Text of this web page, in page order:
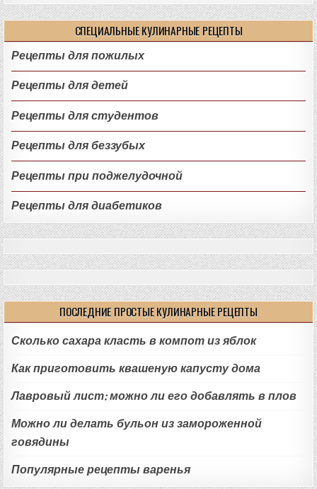
СПЕЦИАЛЬНЫЕ КУЛИНАРНЫЕ РЕЦЕПТЫ
Рецепты для пожилых
Рецепты для детей
Рецепты для студентов
Рецепты для беззубых
Рецепты при поджелудочной
Рецепты для диабетиков
ПОСЛЕДНИЕ ПРОСТЫЕ КУЛИНАРНЫЕ РЕЦЕПТЫ
Сколько сахара класть в компот из яблок
Как приготовить квашеную капусту дома
Лавровый лист: можно ли его добавлять в плов
Можно ли делать бульон из замороженной
говядины
Популярные рецепты варенья